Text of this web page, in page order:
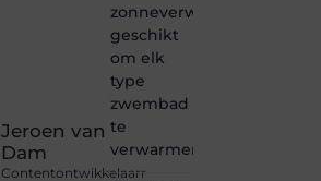
Jeroen van
Dam
Contentontwikkelaarr
zonneverwarming
geschikt
om elk
type
zwembad
te
verwarmen?